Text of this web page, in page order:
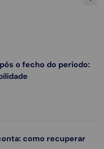
o fecho do período:
como recuperar